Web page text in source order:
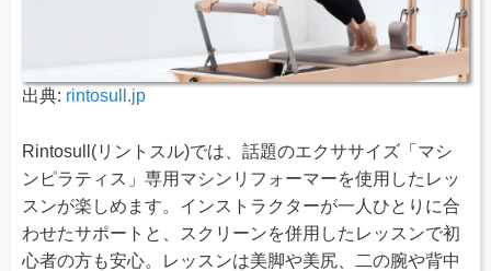
出典: rintosull.jp
Rintosull(リントスル)では、話題のエクササイズ「マシ
ンピラティス」専用マシンリフォーマーを使用したレッ
スンが楽しめます。インストラクターが一人ひとりに合
わせたサポートと、スクリーンを併用したレッスンで初
心者の方も安心。レッスンは美脚や美尻、二の腕や背中